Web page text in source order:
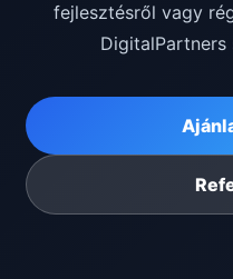
fejlesztésről vagy
DigitalPartners